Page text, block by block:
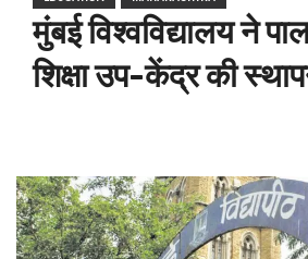
मुंबई विश्वविद्यालय ने
शिक्षा उप-केंद्र की